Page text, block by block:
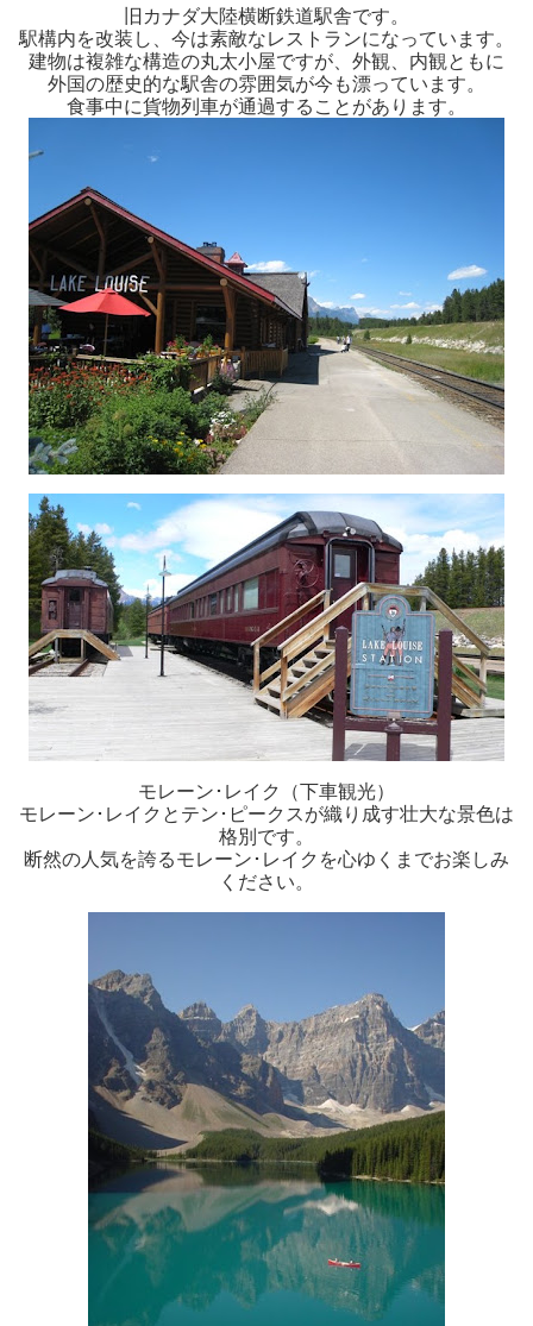
旧カナダ大陸横断鉄道駅舎です。
駅構内を改装し、今は素敵なレストランになっています。
建物は複雑な構造の丸太小屋ですが、外観、内観ともに
外国の歴史的な駅舎の雰囲気が今も漂っています。
食事中に貨物列車が通過することがあります。
モレーン･レイク（下車観光）
モレーン･レイクとテン･ピークスが織り成す壮大な景色は
格別です。
断然の人気を誇るモレーン･レイクを心ゆくまでお楽しみ
ください。